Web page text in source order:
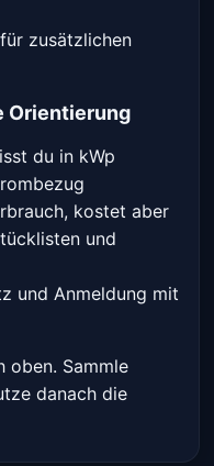
zusätzlichen
Orientierung
du in kWp
kostet aber
und
und Anmeldung mit
oben. Sammle
danach die